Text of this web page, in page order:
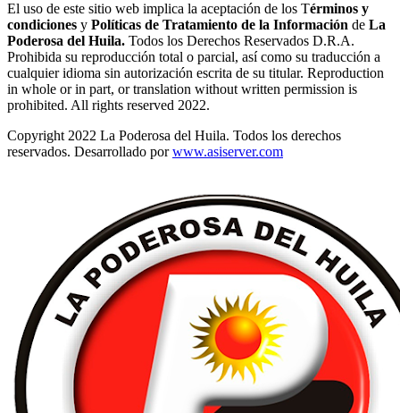
El uso de este sitio web implica la aceptación de los Términos y
condiciones y Políticas de Tratamiento de la Información de La
Poderosa del Huila. Todos los Derechos Reservados D.R.A.
Prohibida su reproducción total o parcial, así como su traducción a
cualquier idioma sin autorización escrita de su titular. Reproduction
in whole or in part, or translation without written permission is
prohibited. All rights reserved 2022.
Copyright 2022 La Poderosa del Huila. Todos los derechos
reservados. Desarrollado porwww.asiserver.com